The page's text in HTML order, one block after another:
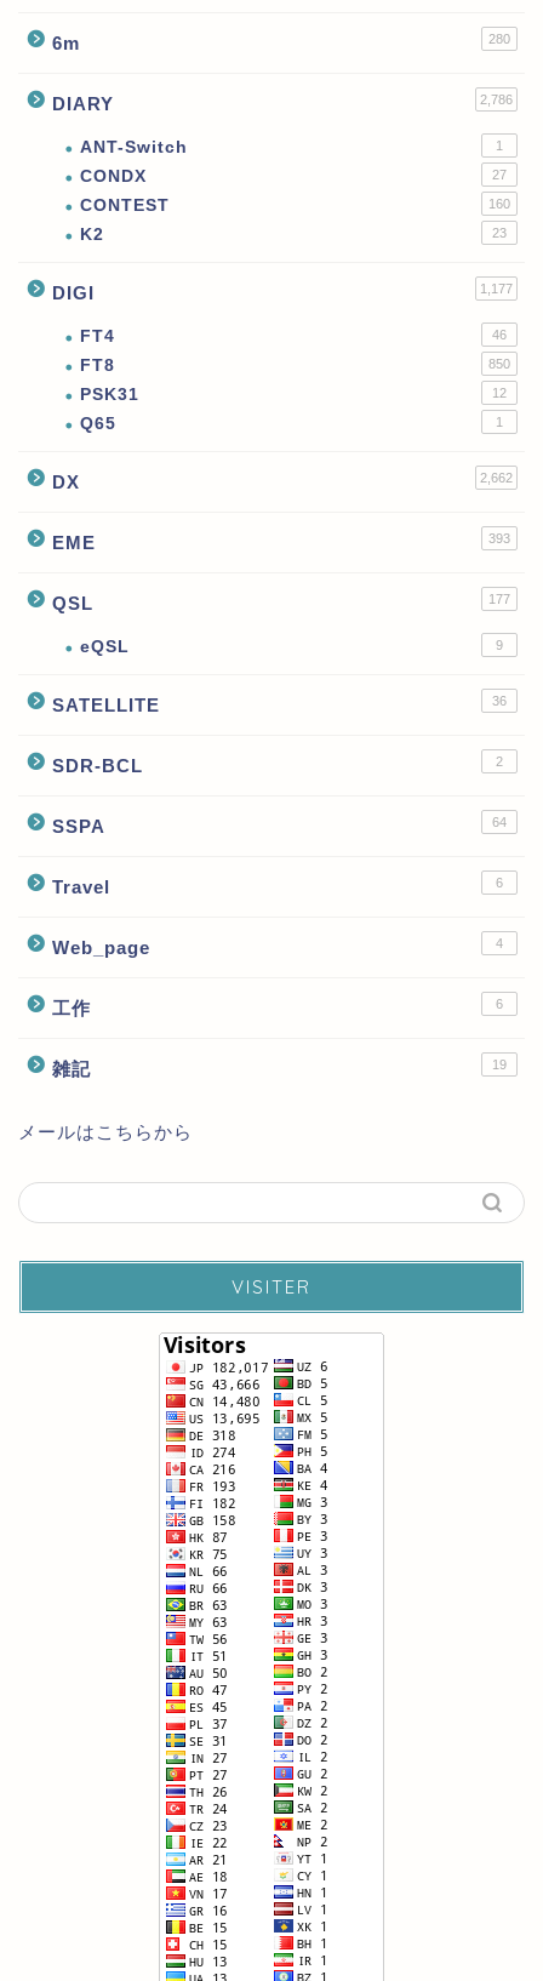
6m 280
DIARY 2,786
ANT-Switch 1
CONDX 27
CONTEST 160
K2 23
DIGI 1,177
FT4 46
FT8 850
PSK31 12
Q65 1
DX 2,662
EME 393
QSL 177
eQSL 9
SATELLITE 36
SDR-BCL 2
SSPA 64
Travel 6
Web_page 4
工作 6
雑記 19
メールはこちらから
VISITER